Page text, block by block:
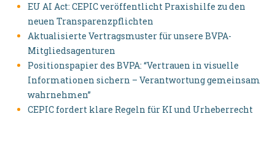
EU AI Act: CEPIC veröffentlicht Praxishilfe zu den
neuen Transparenzpflichten
Aktualisierte Vertragsmuster für unsere BVPA-
Mitgliedsagenturen
Positionspapier des BVPA: “Vertrauen in visuelle
Informationen sichern – Verantwortung gemeinsam
wahrnehmen”
CEPIC fordert klare Regeln für KI und Urheberrecht